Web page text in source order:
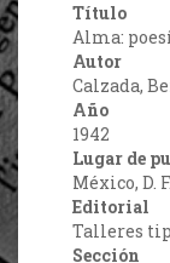
Título
Alma:
Autor
Calzada,
Año
1942
Lugar de
México, D. F.
Editorial
Talleres
Sección